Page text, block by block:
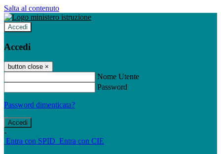
Salta al contenuto
Accedi
Accedi
button close ×
Nome Utente
Password
Password dimenticata?
-
Entra con SPID Entra con CIE